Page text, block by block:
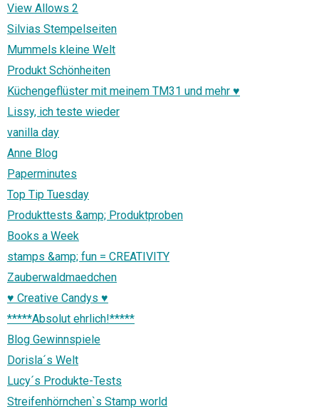
View Allows 2
Silvias Stempelseiten
Mummels kleine Welt
Produkt Schönheiten
Küchengeflüster mit meinem TM31 und mehr ♥
Lissy, ich teste wieder
vanilla day
Anne Blog
Paperminutes
Top Tip Tuesday
Produkttests &amp; Produktproben
Books a Week
stamps &amp; fun = CREATIVITY
Zauberwaldmaedchen
♥ Creative Candys ♥
*****Absolut ehrlich!*****
Blog Gewinnspiele
Dorisla´s Welt
Lucy´s Produkte-Tests
Streifenhörnchen`s Stamp world